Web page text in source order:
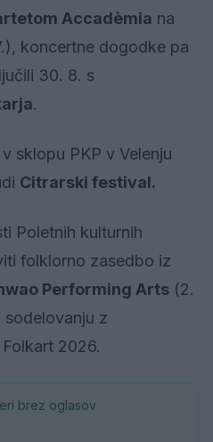
Accadèmia na
koncertne dogodke pa
30. 8. s
.
sklopu PKP v Velenju
Citrarski festival.
Poletnih kulturnih
folklorno zasedbo iz
Performing Arts (2.
z
2026.
brez oglasov